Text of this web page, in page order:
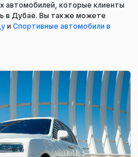
автомобилей, которые клиенты
в Дубае. Вы также можете
и Спортивные автомобили в